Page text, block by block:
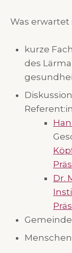
Was erwartet
kurze
des
Dr.